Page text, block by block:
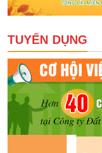
TUYỂN DỤNG